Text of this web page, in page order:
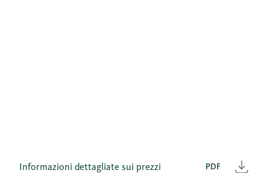
PDF
Informazioni dettagliate sui prezzi